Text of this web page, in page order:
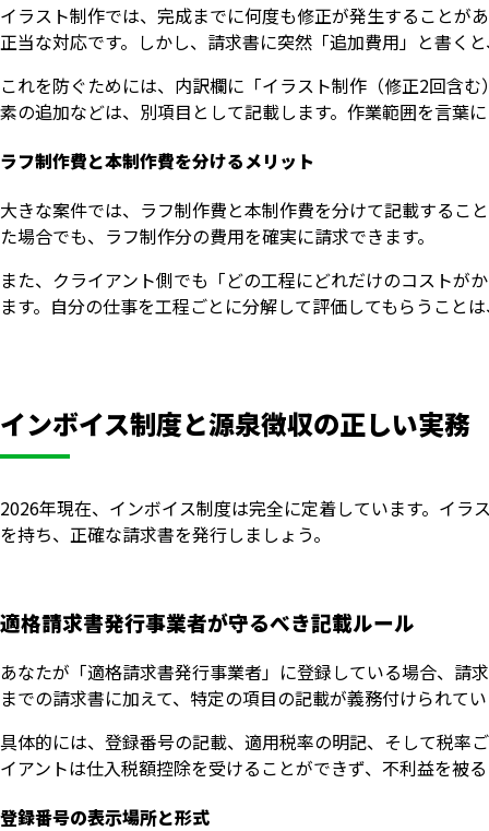
イラスト制作では、完成までに何度も修正が発生することが
正当な対応です。しかし、請求書に突然「追加費用」と書く
これを防ぐためには、内訳欄に「イラスト制作（修正2回含
素の追加などは、別項目として記載します。作業範囲を言葉
ラフ制作費と本制作費を分けるメリット
大きな案件では、ラフ制作費と本制作費を分けて記載するこ
た場合でも、ラフ制作分の費用を確実に請求できます。
また、クライアント側でも「どの工程にどれだけのコストが
ます。自分の仕事を工程ごとに分解して評価してもらうこと
インボイス制度と源泉徴収の正しい実務
2026年現在、インボイス制度は完全に定着しています。イ
を持ち、正確な請求書を発行しましょう。
適格請求書発行事業者が守るべき記載ルール
あなたが「適格請求書発行事業者」に登録している場合、請
までの請求書に加えて、特定の項目の記載が義務付けられて
具体的には、登録番号の記載、適用税率の明記、そして税率
イアントは仕入税額控除を受けることができず、不利益を被
登録番号の表示場所と形式